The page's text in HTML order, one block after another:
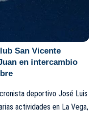
San Vicente
en intercambio
deportivo José Luis
actividades en La Vega,